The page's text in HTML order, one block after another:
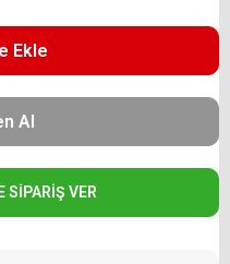
Ekle
Al
SİPARİŞ VER